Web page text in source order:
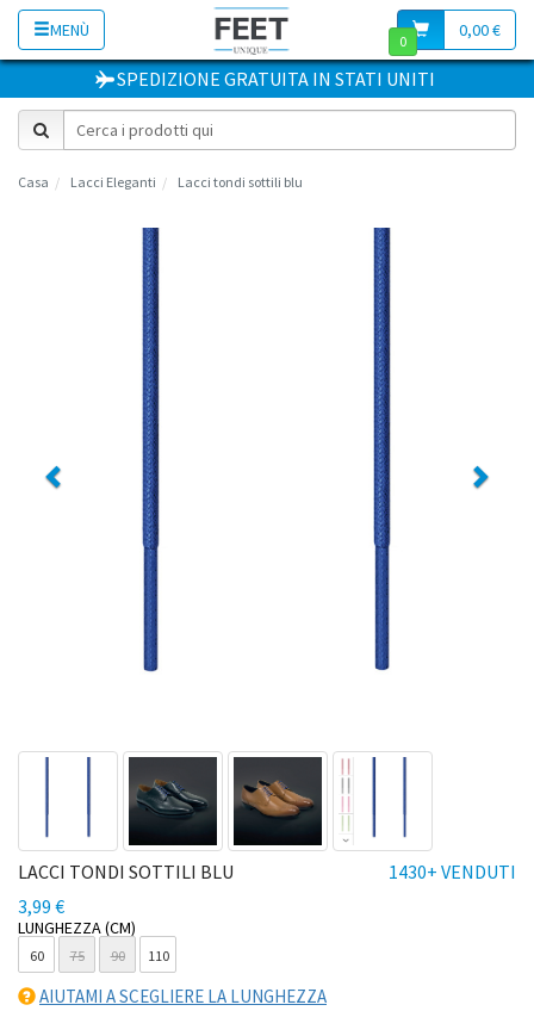
MENÙ 0,00 €
0
SPEDIZIONE GRATUITA IN STATI UNITI
Casa Lacci Eleganti Lacci tondi sottili blu
1430+ VENDUTI
LACCI TONDI SOTTILI BLU
3,99 €
LUNGHEZZA (CM)
60 75 90 110
AIUTAMI A SCEGLIERE LA LUNGHEZZA